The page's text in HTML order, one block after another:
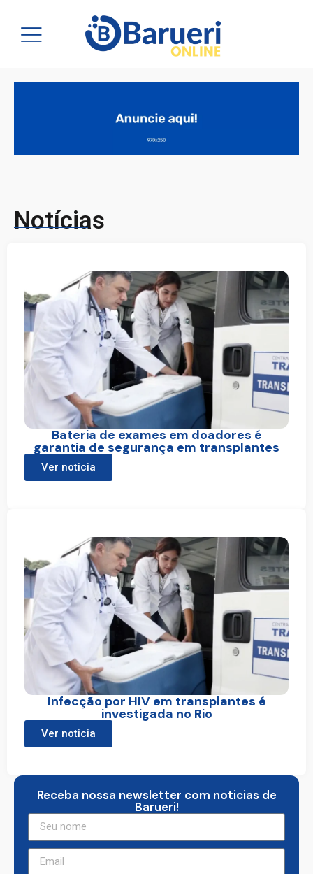
Notícias
Bateria de exames em doadores é
garantia de segurança em transplantes
Ver noticia
Infecção por HIV em transplantes é
investigada no Rio
Ver noticia
Receba nossa newsletter com noticias de
Barueri!